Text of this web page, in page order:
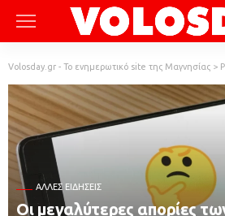
Volosday.gr - Το ενημερωτικό site της Μαγνησίας >
ΆΛΛΕΣ ΕΙΔΉΣΕΙΣ
Οι μεγαλύτερες απορίες